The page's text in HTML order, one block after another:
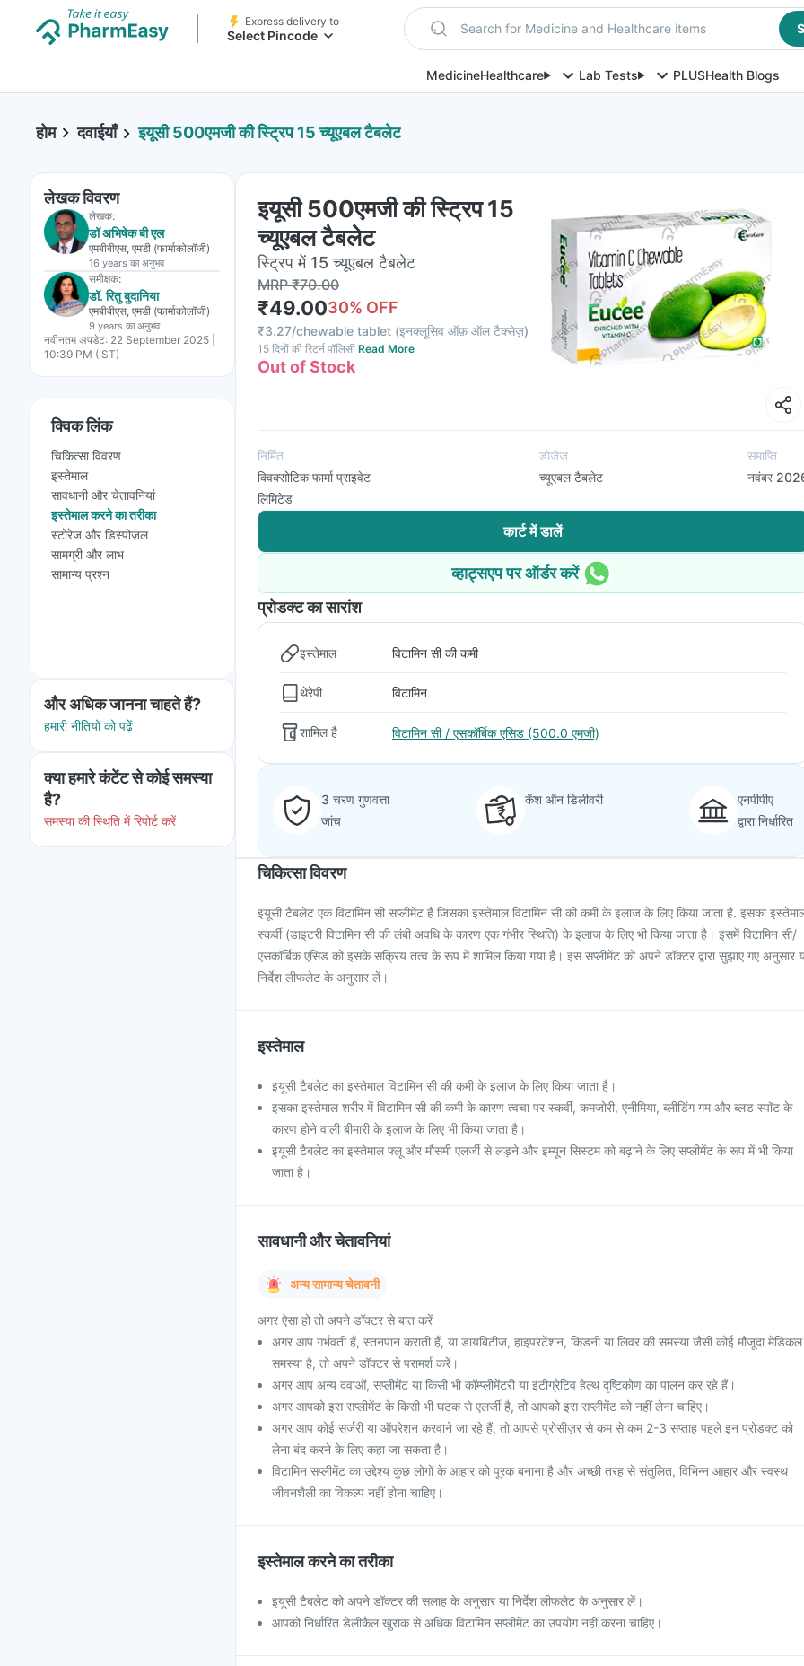
Express delivery to
Select Pincode Search for Medicine and Healthcare items
MedicineHealthcare Lab Tests PLUSHealth Blogs
होम दवाईयाँ इयूसी 500एमजी की स्ट्रिप 15 च्यूएबल टैबलेट
लेखक विवरण
लेखक:
डॉ अभिषेक बी एल
एमबीबीएस, एमडी (फार्माकोलॉजी)
16 years का अनुभव
समीक्षक:
डॉ. रितु बुदानिया
एमबीबीएस, एमडी (फार्माकोलॉजी)
9 years का अनुभव
नवीनतम अपडेट: 22 September 2025 |
10:39 PM (IST)
क्विक लिंक
चिकित्सा विवरण
इस्तेमाल
सावधानी और चेतावनियां
इस्तेमाल करने का तरीका
स्टोरेज और डिस्पोज़ल
सामग्री और लाभ
सामान्य प्रश्न
और अधिक जानना चाहते हैं?
हमारी नीतियों को पढ़ें
क्या हमारे कंटेंट से कोई समस्या
है?
समस्या की स्थिति में रिपोर्ट करें
इयूसी 500एमजी की स्ट्रिप 15
च्यूएबल टैबलेट
स्ट्रिप में 15 च्यूएबल टैबलेट
MRP₹70.00
₹49.0030% OFF
₹3.27/chewable tablet (इनक्लूसिव ऑफ़ ऑल टैक्सेज़)
15 दिनों की रिटर्न पॉलिसी Read More
Out of Stock
निर्मित
क्विक्सोटिक फार्मा प्राइवेट
लिमिटेड
डोजेज
च्यूएबल टैबलेट
समाप्ति
नवंबर
कार्ट में डालें
व्हाट्सएप पर ऑर्डर करें
प्रोडक्ट का सारांश
इस्तेमाल विटामिन सी की कमी
थेरेपी विटामिन
शामिल है विटामिन सी / एसकॉर्बिक एसिड (500.0 एमजी)
3 चरण गुणवत्ता
जांच
कॅश ऑन डिलीवरी
एनपीपीए
द्वारा निर्धारित
चिकित्सा विवरण
इयूसी टैबलेट एक विटामिन सी सप्लीमेंट है जिसका इस्तेमाल विटामिन सी की कमी के इलाज के लिए किया जाता है. इसका
स्कर्वी (डाइटरी विटामिन सी की लंबी अवधि के कारण एक गंभीर स्थिति) के इलाज के लिए भी किया जाता है। इसमें विटामिन सी/
एसकॉर्बिक एसिड को इसके सक्रिय तत्व के रूप में शामिल किया गया है। इस सप्लीमेंट को अपने डॉक्टर द्वारा सुझाए गए अनुसार
निर्देश लीफलेट के अनुसार लें।
इस्तेमाल
इयूसी टैबलेट का इस्तेमाल विटामिन सी की कमी के इलाज के लिए किया जाता है।
इसका इस्तेमाल शरीर में विटामिन सी की कमी के कारण त्वचा पर स्कर्वी, कमजोरी, एनीमिया, ब्लीडिंग गम और ब्लड स्पॉट के
कारण होने वाली बीमारी के इलाज के लिए भी किया जाता है।
इयूसी टैबलेट का इस्तेमाल फ्लू और मौसमी एलर्जी से लड़ने और इम्यून सिस्टम को बढ़ाने के लिए सप्लीमेंट के रूप में भी किया
जाता है।
सावधानी और चेतावनियां
अन्य सामान्य चेतावनी
अगर ऐसा हो तो अपने डॉक्टर से बात करें
अगर आप गर्भवती हैं, स्तनपान कराती हैं, या डायबिटीज, हाइपरटेंशन, किडनी या लिवर की समस्या जैसी कोई मौजूदा मेडिकल
समस्या है, तो अपने डॉक्टर से परामर्श करें।
अगर आप अन्य दवाओं, सप्लीमेंट या किसी भी कॉम्प्लीमेंटरी या इंटीग्रेटिव हेल्थ दृष्टिकोण का पालन कर रहे हैं।
अगर आपको इस सप्लीमेंट के किसी भी घटक से एलर्जी है, तो आपको इस सप्लीमेंट को नहीं लेना चाहिए।
अगर आप कोई सर्जरी या ऑपरेशन करवाने जा रहे हैं, तो आपसे प्रोसीज़र से कम से कम 2-3 सप्ताह पहले इन प्रोडक्ट को
लेना बंद करने के लिए कहा जा सकता है।
विटामिन सप्लीमेंट का उद्देश्य कुछ लोगों के आहार को पूरक बनाना है और अच्छी तरह से संतुलित, विभिन्न आहार और स्वस्थ
जीवनशैली का विकल्प नहीं होना चाहिए।
इस्तेमाल करने का तरीका
इयूसी टैबलेट को अपने डॉक्टर की सलाह के अनुसार या निर्देश लीफलेट के अनुसार लें।
आपको निर्धारित डेलीकैल खुराक से अधिक विटामिन सप्लीमेंट का उपयोग नहीं करना चाहिए।